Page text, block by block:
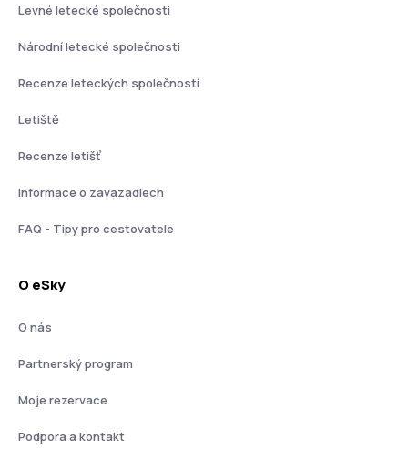
Levné letecké společnosti
Národní letecké společnosti
Recenze leteckých společností
Letiště
Recenze letišť
Informace o zavazadlech
FAQ - Tipy pro cestovatele
O eSky
O nás
Partnerský program
Moje rezervace
Podpora a kontakt